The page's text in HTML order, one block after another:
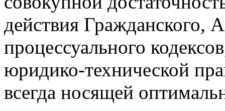
действия Гражданского,
процессуального
юридико-технической
всегда носящей